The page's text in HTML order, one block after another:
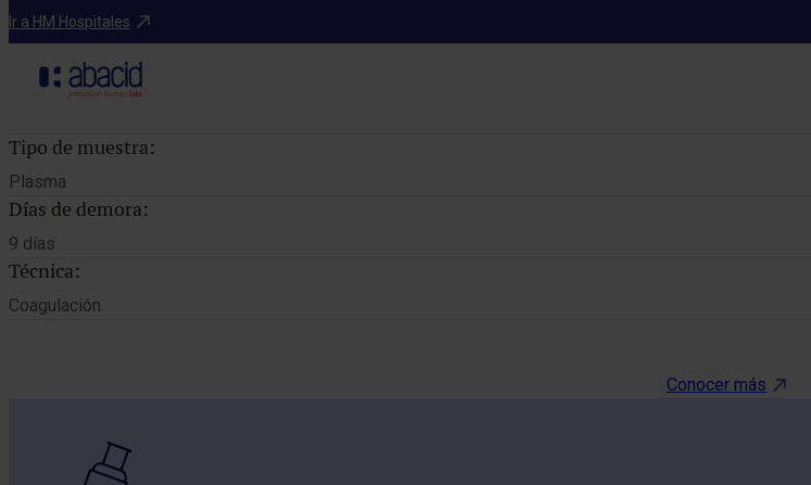
Ir a HM Hospitales
Catálogo de pruebas
FACTOR V
Tipo de muestra:
Plasma
Días de demora:
9 días
Técnica:
Coagulación
Conocer más